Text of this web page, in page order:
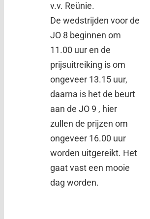
v.v. Reünie.
De wedstrijden voor de
JO 8 beginnen om
11.00 uur en de
prijsuitreiking is om
ongeveer 13.15 uur,
daarna is het de beurt
aan de JO 9 , hier
zullen de prijzen om
ongeveer 16.00 uur
worden uitgereikt. Het
gaat vast een mooie
dag worden.